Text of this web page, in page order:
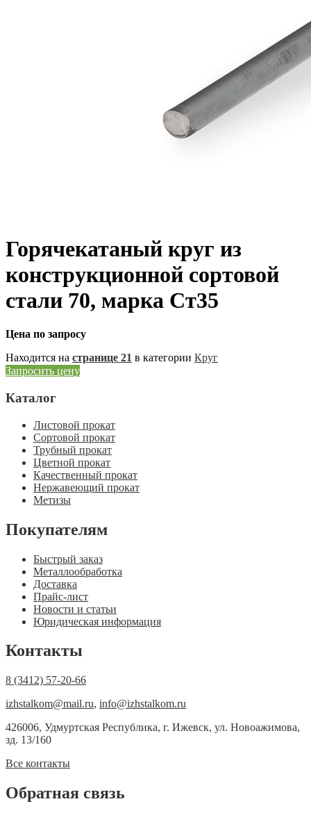
Горячекатаный круг из
конструкционной сортовой
стали 70, марка Ст35
Цена по запросу
Находится на странице 21 в категории Круг
Запросить цену
Каталог
Листовой прокат
Сортовой прокат
Трубный прокат
Цветной прокат
Качественный прокат
Нержавеющий прокат
Метизы
Покупателям
Быстрый заказ
Металлообработка
Доставка
Прайс-лист
Новости и статьи
Юридическая информация
Контакты
8 (3412) 57-20-66
izhstalkom@mail.ru, info@izhstalkom.ru
426006, Удмуртская Республика, г. Ижевск, ул. Новоажимова,
зд. 13/160
Все контакты
Обратная связь